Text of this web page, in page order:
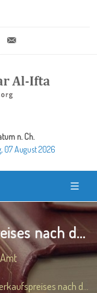
+20 2 25970400
n. Ch.
07 August 2026
nach d...
nach d...